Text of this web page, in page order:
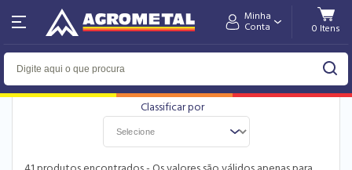
Minha
Conta
Home Utilidades Domésticas Purificador & Filtro